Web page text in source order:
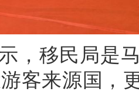
，移民局是
客来源国，